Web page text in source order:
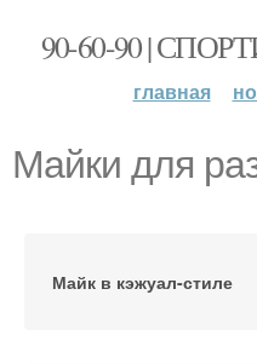
90-60-90 |
главная
Майки для
Майк в кэжуал-стиле